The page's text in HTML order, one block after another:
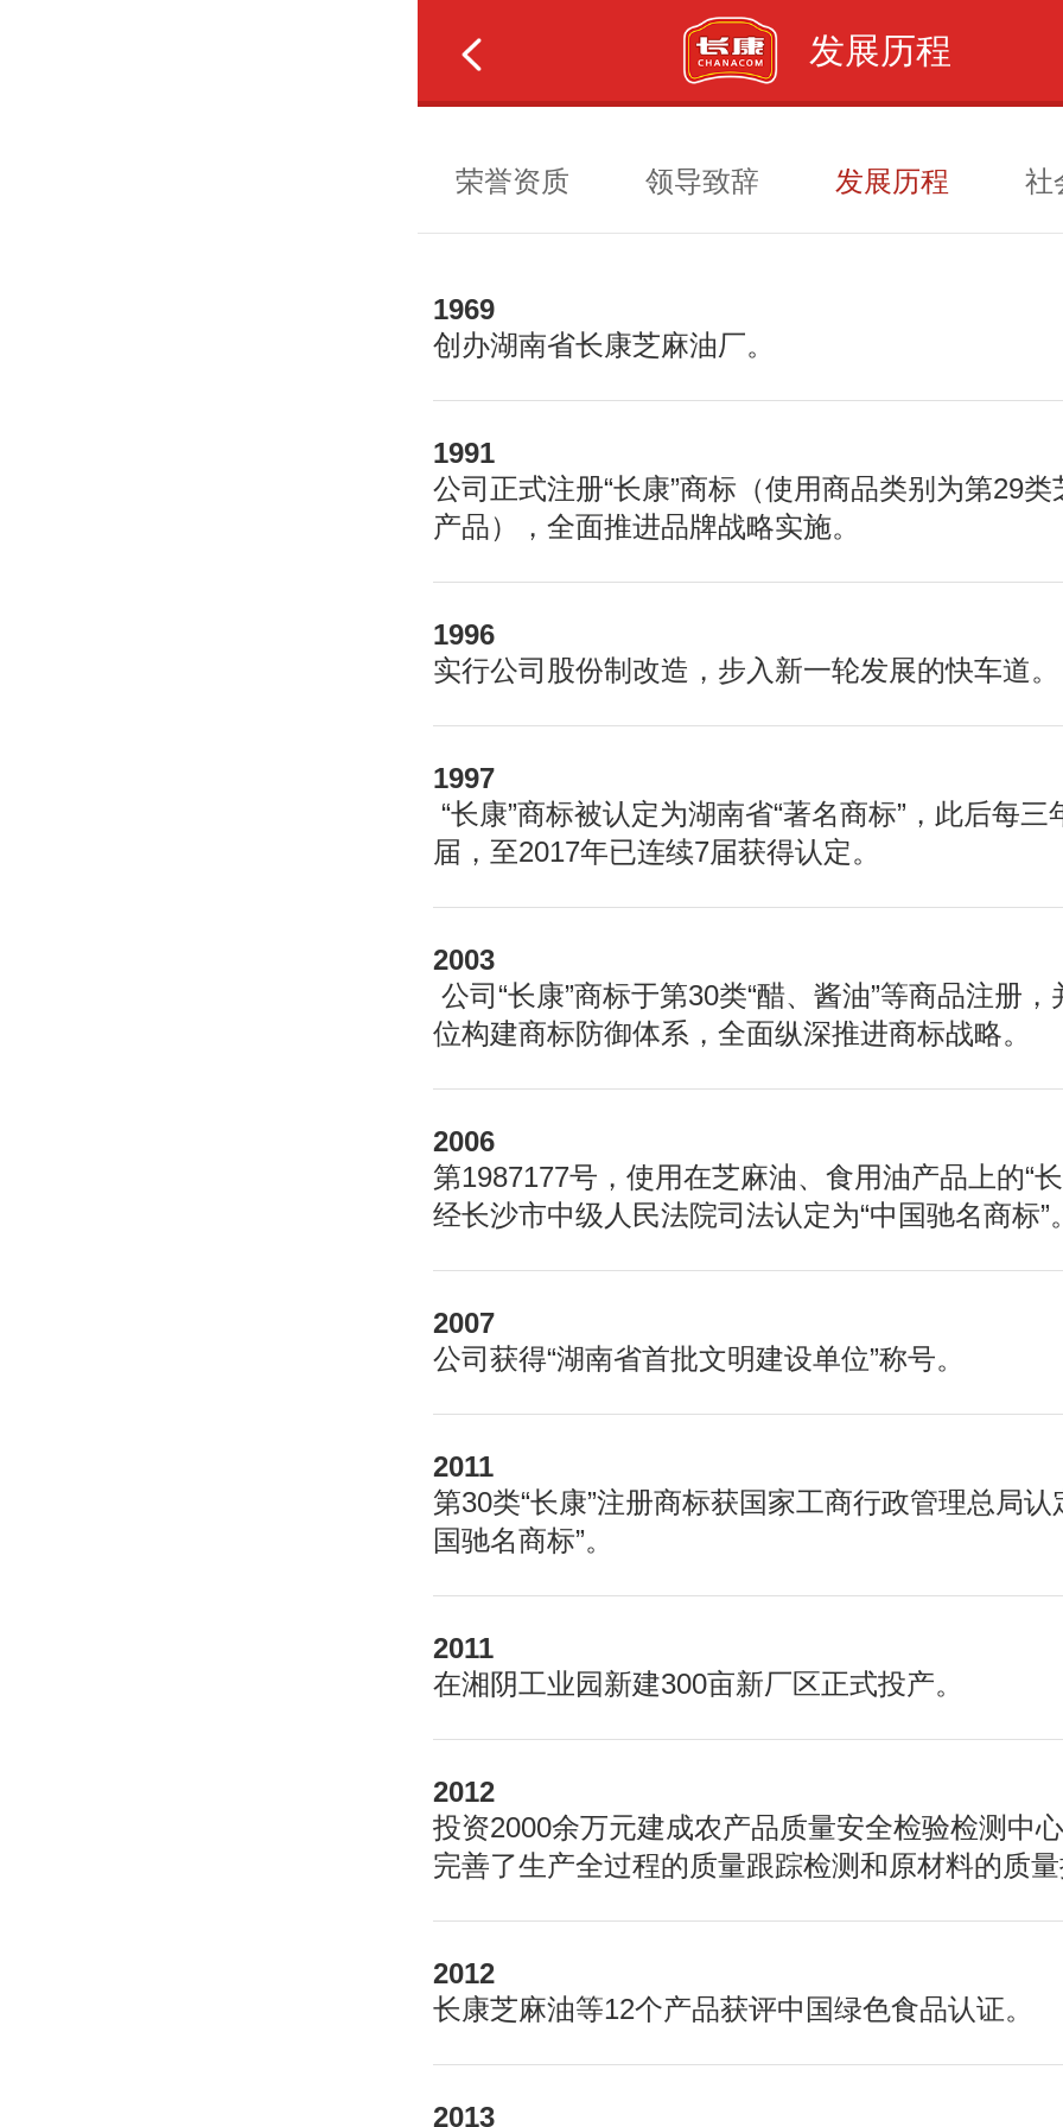
发展历程
荣誉资质 领导致辞 发展历程 社
1969
创办湖南省长康芝麻油厂。
1991
公司正式注册“长康”商标（使用商品类别为第29类
产品），全面推进品牌战略实施。
1996
实行公司股份制改造，步入新一轮发展的快车道。
1997
“长康”商标被认定为湖南省“著名商标”，此后每三
届，至2017年已连续7届获得认定。
2003
公司“长康”商标于第30类“醋、酱油”等商品注册，
位构建商标防御体系，全面纵深推进商标战略。
2006
第1987177号，使用在芝麻油、食用油产品上的“
经长沙市中级人民法院司法认定为“中国驰名商标”。
2007
公司获得“湖南省首批文明建设单位”称号。
2011
第30类“长康”注册商标获国家工商行政管理总局认
国驰名商标”。
2011
在湘阴工业园新建300亩新厂区正式投产。
2012
投资2000余万元建成农产品质量安全检验检测中
完善了生产全过程的质量跟踪检测和原材料的质量
2012
长康芝麻油等12个产品获评中国绿色食品认证。
2013